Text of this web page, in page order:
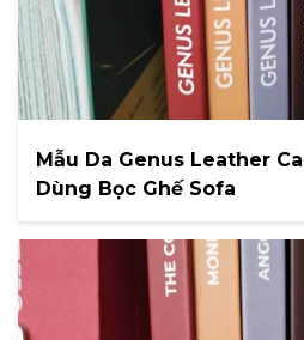
Mẫu Da Genus Leather
Dùng Bọc Ghế Sofa